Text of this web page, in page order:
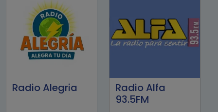
Radio Alegria
Radio Alfa
93.5FM